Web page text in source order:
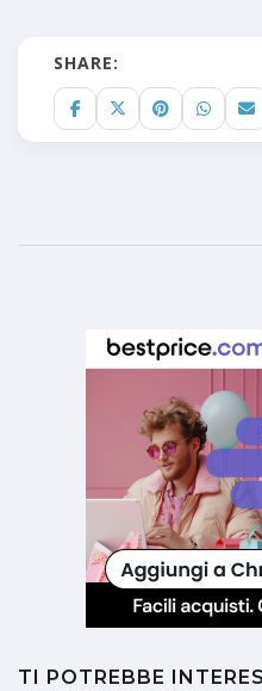
SHARE:
TI POTREBBE